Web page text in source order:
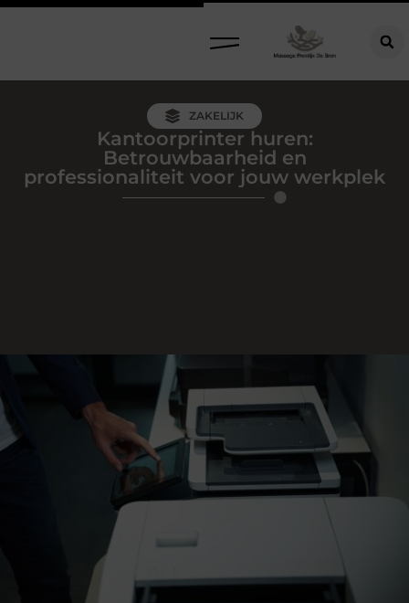
ZAKELIJK
Kantoorprinter huren:
Betrouwbaarheid en
professionaliteit voor jouw werkplek